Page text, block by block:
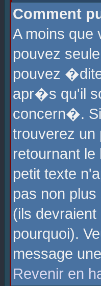
Comment
A moins que
pouvez
pouvez
apr�s qu'il
concern�.
trouverez un
retournant
petit texte
pas non
(ils
pourquoi).
message
Revenir en